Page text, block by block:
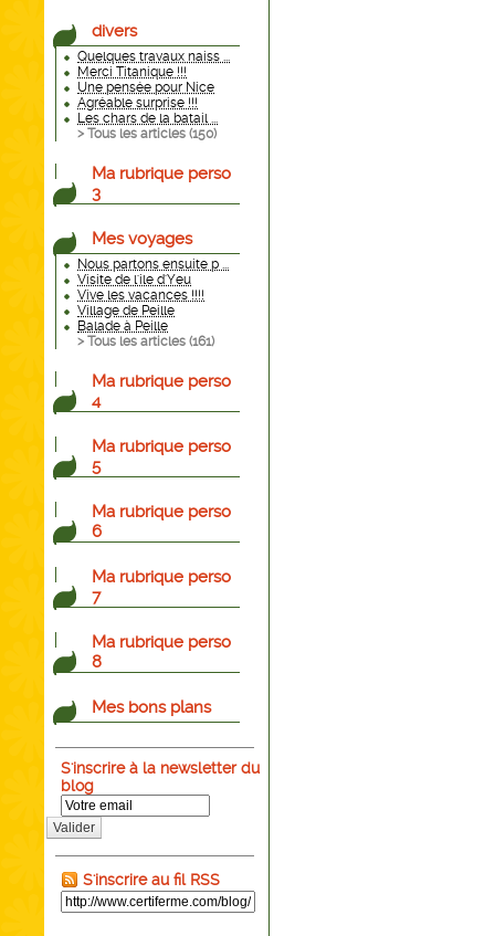
divers
Quelques travaux naiss ...
Merci Titanique !!!
Une pensée pour Nice
Agréable surprise !!!
Les chars de la batail ...
> Tous les articles (150)
Ma rubrique perso
3
Mes voyages
Nous partons ensuite p ...
Visite de l'ile d'Yeu
Vive les vacances !!!!
Village de Peille
Balade à Peille
> Tous les articles (161)
Ma rubrique perso
4
Ma rubrique perso
5
Ma rubrique perso
6
Ma rubrique perso
7
Ma rubrique perso
8
Mes bons plans
S'inscrire à la newsletter du
blog
Valider
S'inscrire au fil RSS